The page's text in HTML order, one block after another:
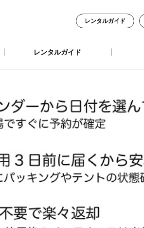
レンタルガイド
レンタルガイド